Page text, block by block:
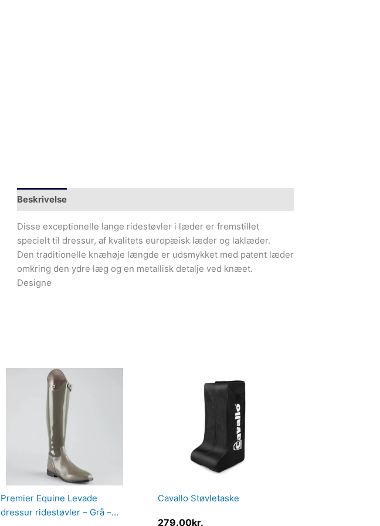
Beskrivelse
Disse exceptionelle lange ridestøvler i læder er fremstillet
specielt til dressur, af kvalitets europæisk læder og laklæder.
Den traditionelle knæhøje længde er udsmykket med patent læder
omkring den ydre læg og en metallisk detalje ved knæet.
Designe
Premier Equine Levade
dressur ridestøvler – Grå –
Cavallo Støvletaske
279.00kr.